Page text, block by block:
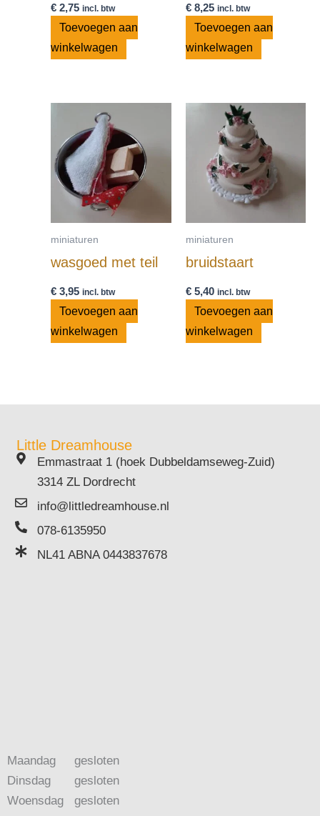
€ 2,75 incl. btw
Toevoegen aan
winkelwagen
€8,25 incl. btw
Toevoegen aan
winkelwagen
miniaturen
wasgoed met teil
€ 3,95 incl. btw
Toevoegen aan
winkelwagen
miniaturen
bruidstaart
€5,40 incl. btw
Toevoegen aan
winkelwagen
Little Dreamhouse
Emmastraat 1 (hoek Dubbeldamseweg-Zuid)
3314 ZL Dordrecht
info@littledreamhouse.nl
078-6135950
NL41 ABNA 0443837678
Maandag
Dinsdag
Woensdag
gesloten
gesloten
gesloten